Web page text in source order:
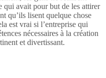
qui avait pour but de les attirer
qu’ils lisent quelque chose
est vrai si l’entreprise qui
nécessaires à la création
et divertissant.